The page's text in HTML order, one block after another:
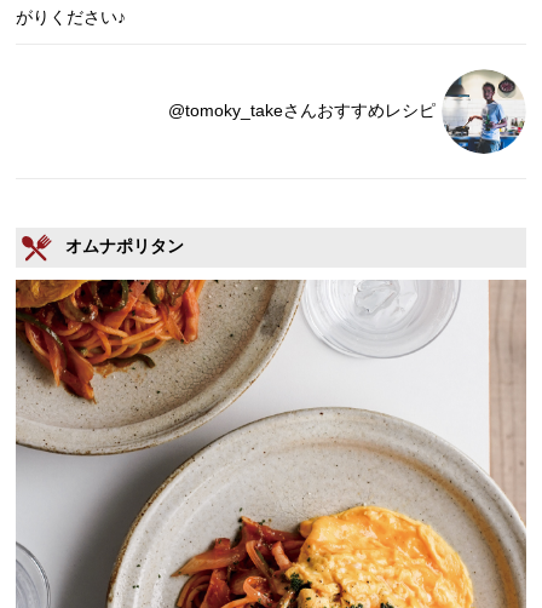
がりください♪
@tomoky_takeさんおすすめレシピ
オムナポリタン